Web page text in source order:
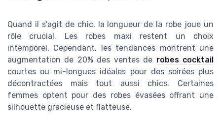
Quand il s'agit de chic, la longueur de la robe joue un
rôle crucial. Les robes maxi restent un choix
intemporel. Cependant, les tendances montrent une
augmentation de 20% des ventes de robes cocktail
courtes ou mi-longues idéales pour des soirées plus
décontractées mais tout aussi chics. Certaines
femmes optent pour des robes évasées offrant une
silhouette gracieuse et flatteuse.